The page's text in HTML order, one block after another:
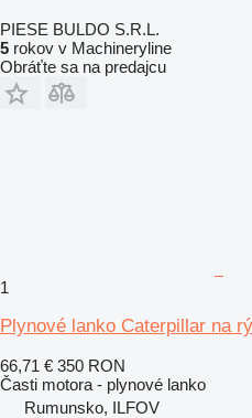
PIESE BULDO S.R.L.
5 rokov v Machineryline
Obráťte sa na predajcu
1
Plynové lanko Caterpillar na
66,71 € 350 RON
Časti motora - plynové lanko
Rumunsko, ILFOV